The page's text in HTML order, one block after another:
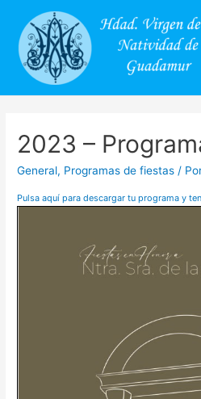
2023 –
General, Programas de fiestas /
Pulsa aquí para descargar tu programa y